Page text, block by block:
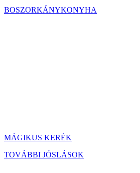
BOSZORKÁNYKONYHA
MÁGIKUS KERÉK
TOVÁBBI JÓSLÁSOK